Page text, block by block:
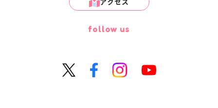
アクセス
follow us